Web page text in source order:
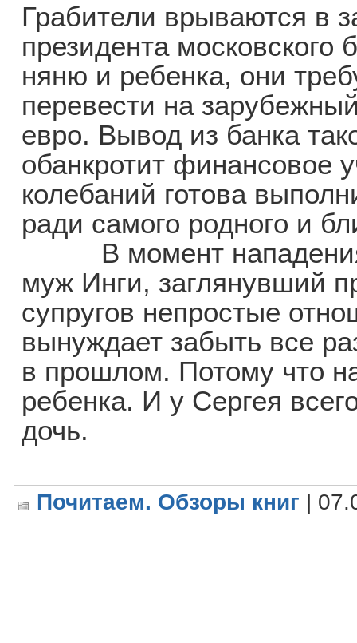
Грабители врываются в
президента московского
няню и ребенка, они
перевести на
евро. Вывод из банка
обанкротит финансовое
колебаний готова
ради самого родного и
В момент нападения
муж Инги, заглянувший
супругов непростые
вынуждает забыть все
в прошлом. Потому что
ребенка. И у Сергея
дочь.
Почитаем. Обзоры книг |